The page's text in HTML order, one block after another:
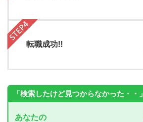
転職成功!!
「検索したけど見つからなかった・・」
あなたの